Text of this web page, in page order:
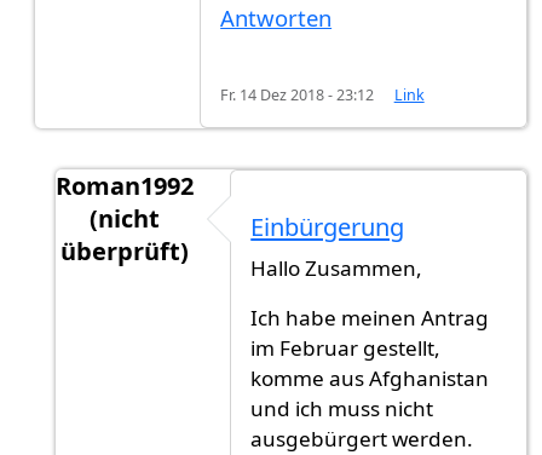
Antworten
Fr. 14 Dez 2018 - 23:12 Link
Roman1992
(nicht
überprüft)
Extrem knappvonParker (nicht
Einbürgerung
Hallo Zusammen,
Ich habe meinen Antrag
im Februar gestellt,
komme aus Afghanistan
und ich muss nicht
ausgebürgert werden.